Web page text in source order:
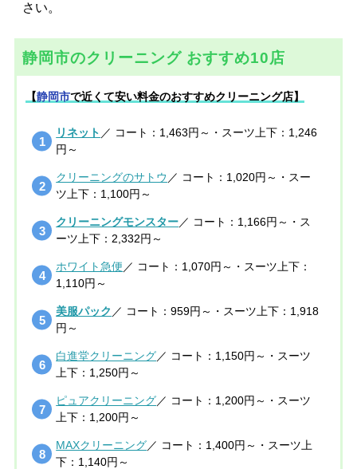
さい。
静岡市のクリーニング おすすめ10店
【静岡市で近くて安い料金のおすすめクリーニング店】
リネット ／ コート：1,463円～・スーツ上下：1,246
円～
クリーニングのサトウ ／ コート：1,020円～・スー
ツ上下：1,100円～
クリーニングモンスター／ コート：1,166円～・ス
ーツ上下：2,332円～
ホワイト急便 ／ コート：1,070円～・スーツ上下：
1,110円～
美服パック ／ コート：959円～・スーツ上下：1,918
円～
白進堂クリーニング／ コート：1,150円～・スーツ
上下：1,250円～
ピュアクリーニング／ コート：1,200円～・スーツ
上下：1,200円～
MAXクリーニング／ コート：1,400円～・スーツ上
下：1,140円～